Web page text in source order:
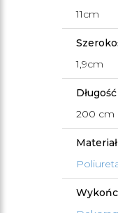
11cm
1,9cm
200 cm
Materiał